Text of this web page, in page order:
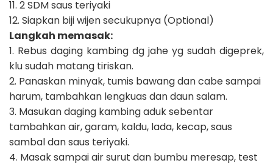
11. 2 SDM saus teriyaki
12. Siapkan biji wijen secukupnya (Optional)
Langkah memasak:
1. Rebus daging kambing dg jahe yg sudah digeprek,
klu sudah matang tiriskan.
2. Panaskan minyak, tumis bawang dan cabe sampai
harum, tambahkan lengkuas dan daun salam.
3. Masukan daging kambing aduk sebentar
tambahkan air, garam, kaldu, lada, kecap, saus
sambal dan saus teriyaki.
4. Masak sampai air surut dan bumbu meresap, test